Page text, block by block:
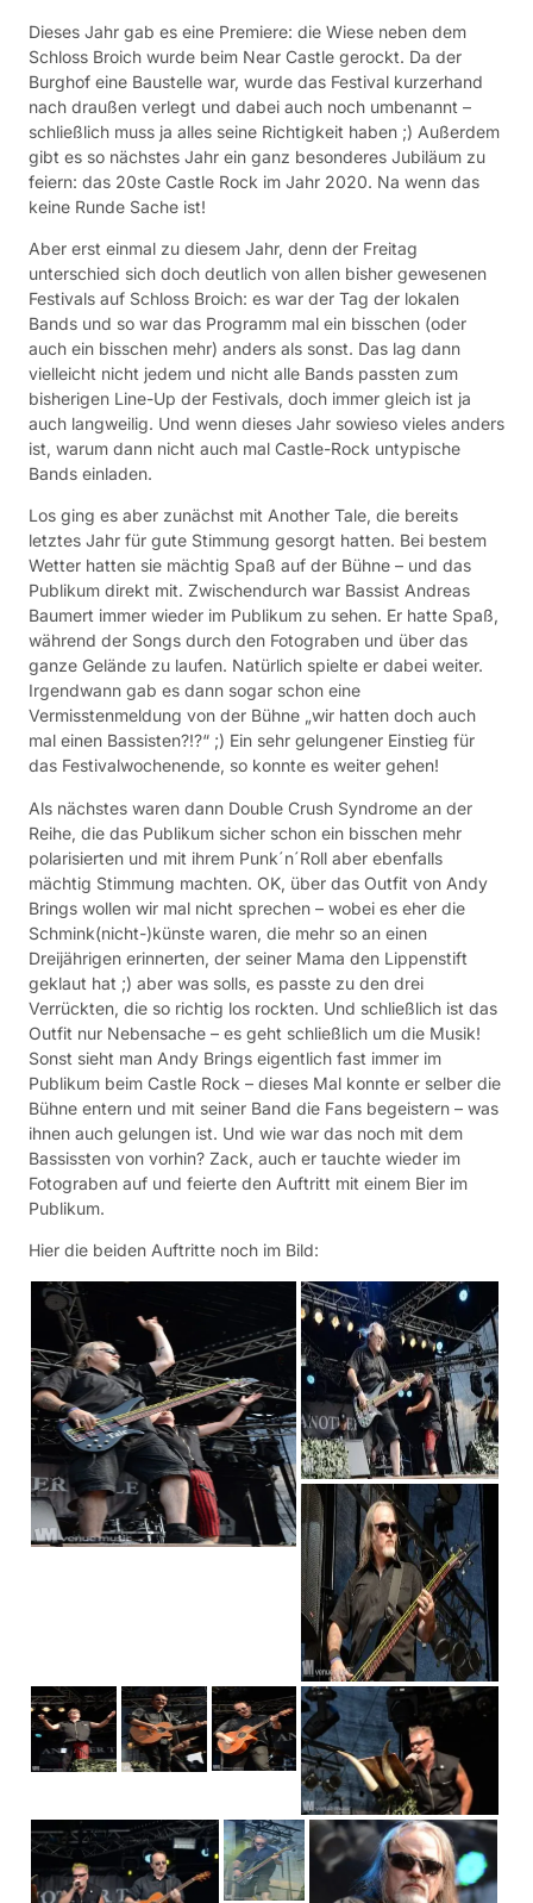
Dieses Jahr gab es eine Premiere: die Wiese neben dem
Schloss Broich wurde beim Near Castle gerockt. Da der
Burghof eine Baustelle war, wurde das Festival kurzerhand
nach draußen verlegt und dabei auch noch umbenannt –
schließlich muss ja alles seine Richtigkeit haben ;) Außerdem
gibt es so nächstes Jahr ein ganz besonderes Jubiläum zu
feiern: das 20ste Castle Rock im Jahr 2020. Na wenn das
keine Runde Sache ist!
Aber erst einmal zu diesem Jahr, denn der Freitag
unterschied sich doch deutlich von allen bisher gewesenen
Festivals auf Schloss Broich: es war der Tag der lokalen
Bands und so war das Programm mal ein bisschen (oder
auch ein bisschen mehr) anders als sonst. Das lag dann
vielleicht nicht jedem und nicht alle Bands passten zum
bisherigen Line-Up der Festivals, doch immer gleich ist ja
auch langweilig. Und wenn dieses Jahr sowieso vieles anders
ist, warum dann nicht auch mal Castle-Rock untypische
Bands einladen.
Los ging es aber zunächst mit Another Tale, die bereits
letztes Jahr für gute Stimmung gesorgt hatten. Bei bestem
Wetter hatten sie mächtig Spaß auf der Bühne – und das
Publikum direkt mit. Zwischendurch war Bassist Andreas
Baumert immer wieder im Publikum zu sehen. Er hatte Spaß,
während der Songs durch den Fotograben und über das
ganze Gelände zu laufen. Natürlich spielte er dabei weiter.
Irgendwann gab es dann sogar schon eine
Vermisstenmeldung von der Bühne „wir hatten doch auch
mal einen Bassisten?!?“ ;) Ein sehr gelungener Einstieg für
das Festivalwochenende, so konnte es weiter gehen!
Als nächstes waren dann Double Crush Syndrome an der
Reihe, die das Publikum sicher schon ein bisschen mehr
polarisierten und mit ihrem Punk´n´Roll aber ebenfalls
mächtig Stimmung machten. OK, über das Outfit von Andy
Brings wollen wir mal nicht sprechen – wobei es eher die
Schmink(nicht-)künste waren, die mehr so an einen
Dreijährigen erinnerten, der seiner Mama den Lippenstift
geklaut hat ;) aber was solls, es passte zu den drei
Verrückten, die so richtig los rockten. Und schließlich ist das
Outfit nur Nebensache – es geht schließlich um die Musik!
Sonst sieht man Andy Brings eigentlich fast immer im
Publikum beim Castle Rock – dieses Mal konnte er selber die
Bühne entern und mit seiner Band die Fans begeistern – was
ihnen auch gelungen ist. Und wie war das noch mit dem
Bassissten von vorhin? Zack, auch er tauchte wieder im
Fotograben auf und feierte den Auftritt mit einem Bier im
Publikum.
Hier die beiden Auftritte noch im Bild: